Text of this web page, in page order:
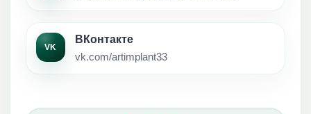
VK
ВКонтакте
vk.com/artimplant33